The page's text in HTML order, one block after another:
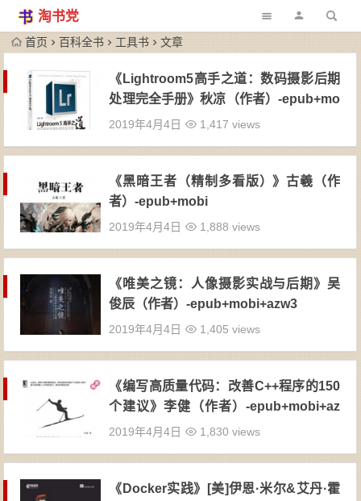
淘书党
首页 百科全书 工具书 文章
《Lightroom5高手之道：数码摄影后期
处理完全手册》秋凉（作者）-epub+mo
bi+azw3
2019年4月4日 1,417 views
《黑暗王者（精制多看版）》古羲（作
者）-epub+mobi
2019年4月4日 1,888 views
《唯美之镜：人像摄影实战与后期》吴
俊辰（作者）-epub+mobi+azw3
2019年4月4日 1,405 views
《编写高质量代码：改善C++程序的150
个建议》李健（作者）-epub+mobi+az
w3
2019年4月4日 1,830 views
《Docker实践》[美]伊恩·米尔&艾丹·霍